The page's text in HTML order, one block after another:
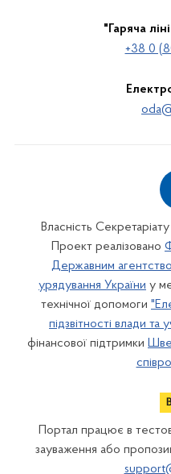
"Гаряча
+38 0
Власність
Проект реалізовано
Державним
урядування України у
технічної допомоги
підзвітності влади та
фінансової підтримки
Портал працює в
зауваження або